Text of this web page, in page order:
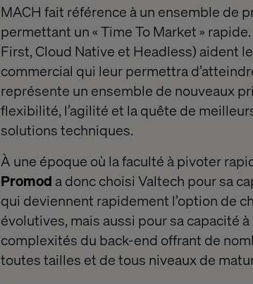
MACH fait référence à un ensemble de
permettant un « Time To Market »
First, Cloud Native et Headless) aident
commercial qui leur permettra
représente un ensemble de nouveaux
flexibilité, l’agilité et la quête de
solutions techniques.
À une époque où la faculté à pivoter
Promod a donc choisi Valtech pour sa
qui deviennent rapidement l’option de
évolutives, mais aussi pour sa capacité
complexités du back-end offrant de
toutes tailles et de tous niveaux de